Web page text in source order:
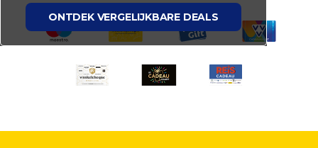
ONTDEK VERGELIJKBARE DEALS